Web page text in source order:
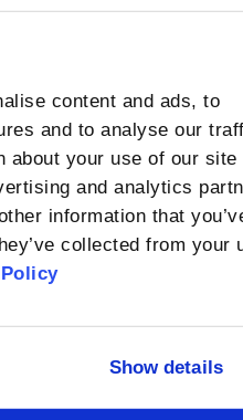
content and ads, to
and to analyse our
about your use of our site
and analytics
information that
collected from your
Show details